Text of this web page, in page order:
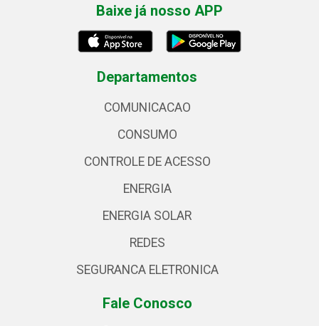
Baixe já nosso APP
Departamentos
COMUNICACAO
CONSUMO
CONTROLE DE ACESSO
ENERGIA
ENERGIA SOLAR
REDES
SEGURANCA ELETRONICA
Fale Conosco